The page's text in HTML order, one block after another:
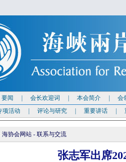
要闻 会长欢迎词 本会简介 会
项活动
评论与研究 重要讲话
海协会网站 - 联系与交流
张志军出席